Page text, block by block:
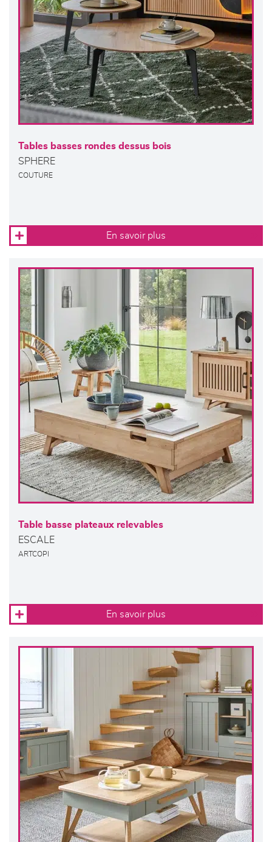
Tables basses rondes dessus bois
SPHERE
COUTURE
En savoir plus
Table basse plateaux relevables
ESCALE
ARTCOPI
En savoir plus